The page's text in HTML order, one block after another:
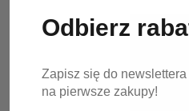
Odbierz
Zapisz się do
na pierwsze zakupy!